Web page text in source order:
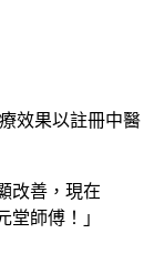
效果以註冊中醫
改善，現在
堂師傅！
」